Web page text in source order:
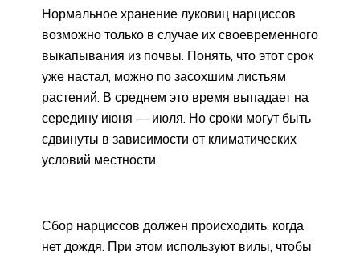
Нормальное хранение луковиц нарциссов
возможно только в случае их своевременного
выкапывания из почвы. Понять, что этот срок
уже настал, можно по засохшим листьям
растений. В среднем это время выпадает на
середину июня — июля. Но сроки могут быть
сдвинуты в зависимости от климатических
условий местности.
Сбор нарциссов должен происходить, когда
нет дождя. При этом используют вилы, чтобы